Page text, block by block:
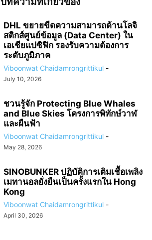
DHL ขยายขีดความสามารถด้านโลจิ
สติกส์ศูนย์ข้อมูล (Data Center) ใน
เอเชียแปซิฟิก รองรับความต้องการ
ระดับภูมิภาค
Viboonwat Chaidamrongrittikul -
July 10, 2026
ชวนรู้จัก Protecting Blue Whales
and Blue Skies โครงการพิทักษ์วาฬ
และผืนฟ้า
Viboonwat Chaidamrongrittikul -
May 28, 2026
SINOBUNKER ปฏิบัติการเติมเชื้อเพลิง
เมทานอลยั่งยืนเป็นครั้งแรกใน Hong
Kong
Viboonwat Chaidamrongrittikul -
April 30, 2026